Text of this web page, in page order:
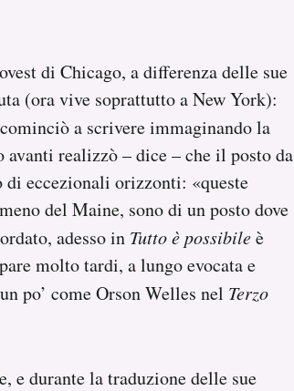
di Chicago, a differenza delle sue
(ora vive soprattutto a New York):
a scrivere immaginando la
avanti realizzò – dice – che il posto da
di eccezionali orizzonti: «queste
del Maine, sono di un posto dove
adesso in Tutto è possibileè
molto tardi, a lungo evocata e
po’ come Orson Welles nel Terzo
e durante la traduzione delle sue